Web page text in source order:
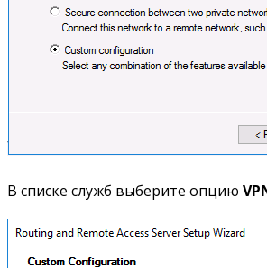
В списке служб выберите опцию